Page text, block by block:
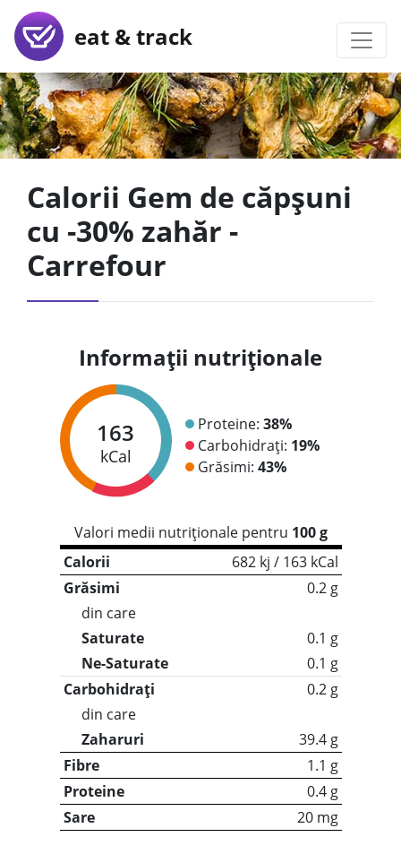
eat & track
Calorii Gem de căpșuni
cu -30% zahăr -
Carrefour
Informații nutriționale
163
kCal
Proteine: 38%
Carbohidrați: 19%
Grăsimi: 43%
Valori medii nutriționale pentru 100 g
Calorii
682 kj / 163 kCal
Grăsimi
0.2 g
din care
Saturate
0.1 g
Ne-Saturate
0.1 g
Carbohidrați
0.2 g
din care
Zaharuri
39.4 g
Fibre
1.1 g
Proteine
0.4 g
Sare
20 mg